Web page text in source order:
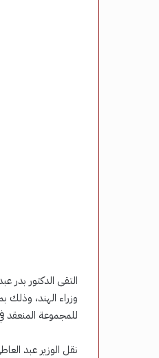
وزراء الهند، وذلك
للمجموعة المنعقد
نقل الوزير عبد